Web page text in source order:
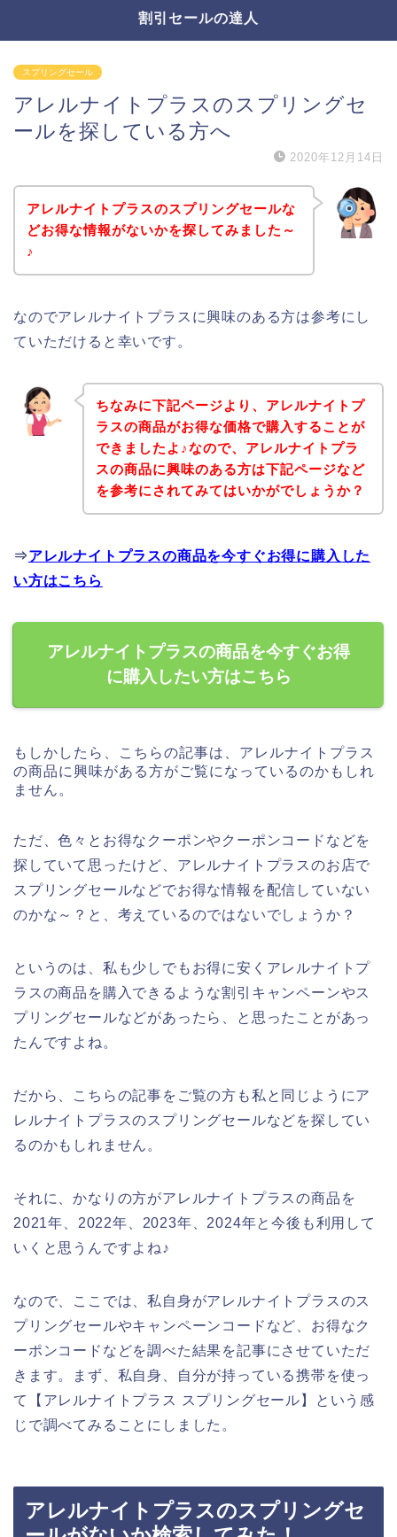
割引セールの達人
スプリングセール
アレルナイトプラスのスプリングセ
ールを探している方へ
2020年12月14日
アレルナイトプラスのスプリングセールな
どお得な情報がないかを探してみました～
♪
なのでアレルナイトプラスに興味のある方は参考にし
ていただけると幸いです。
ちなみに下記ページより、アレルナイトプ
ラスの商品がお得な価格で購入することが
できましたよ♪なので、アレルナイトプラ
スの商品に興味のある方は下記ページなど
を参考にされてみてはいかがでしょうか？
⇒アレルナイトプラスの商品を今すぐお得に購入した
い方はこちら
アレルナイトプラスの商品を今すぐお得
に購入したい方はこちら
もしかしたら、こちらの記事は、アレルナイトプラス
の商品に興味がある方がご覧になっているのかもしれ
ません。
ただ、色々とお得なクーポンやクーポンコードなどを
探していて思ったけど、アレルナイトプラスのお店で
スプリングセールなどでお得な情報を配信していない
のかな～？と、考えているのではないでしょうか？
というのは、私も少しでもお得に安くアレルナイトプ
ラスの商品を購入できるような割引キャンペーンやス
プリングセールなどがあったら、と思ったことがあっ
たんですよね。
だから、こちらの記事をご覧の方も私と同じようにア
レルナイトプラスのスプリングセールなどを探してい
るのかもしれません。
それに、かなりの方がアレルナイトプラスの商品を
2021年、2022年、2023年、2024年と今後も利用して
いくと思うんですよね♪
なので、ここでは、私自身がアレルナイトプラスのス
プリングセールやキャンペーンコードなど、お得なク
ーポンコードなどを調べた結果を記事にさせていただ
きます。まず、私自身、自分が持っている携帯を使っ
て【アレルナイトプラス スプリングセール】という感
じで調べてみることにしました。
アレルナイトプラスのスプリングセ